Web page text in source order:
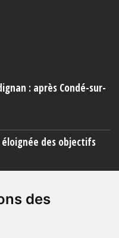
des
: après Condé-sur-
des objectifs
totale »